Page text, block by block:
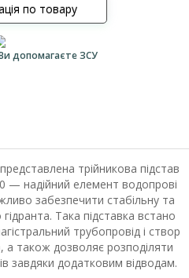
по товару
допомагаєте ЗСУ
представлена трійникова підстав
— надійний елемент водопрові
забезпечити стабільну та
Така підставка встано
трубопровід і створ
а також дозволяє розподіляти
завдяки додатковим відводам.